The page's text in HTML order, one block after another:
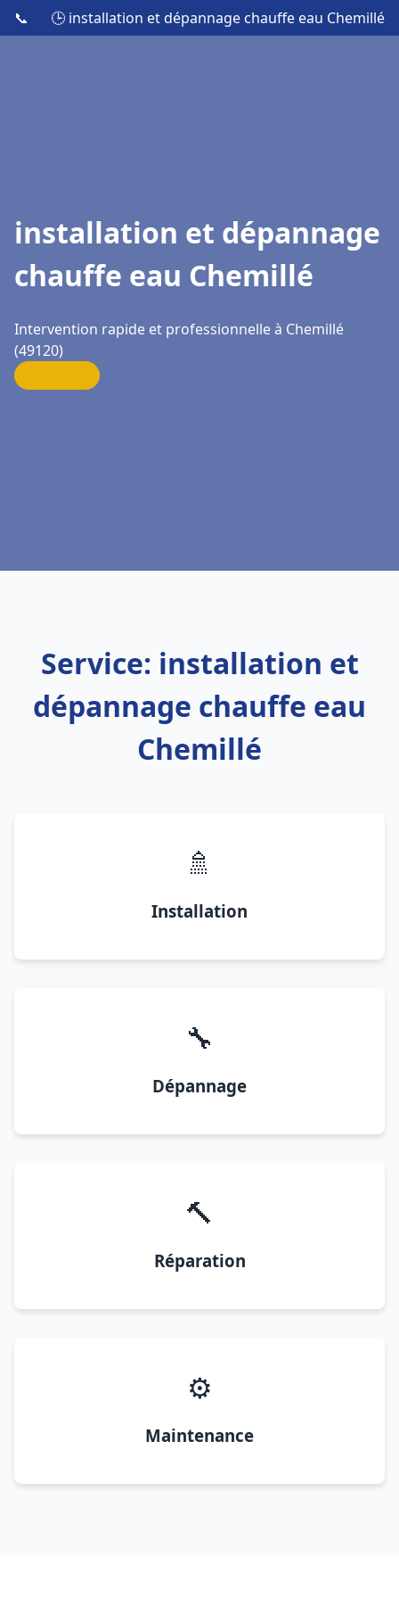
📞 🕒 installation et dépannage chauffe eau Chemillé
installation et dépannage
chauffe eau Chemillé
Intervention rapide et professionnelle à Chemillé
(49120)
Service: installation et
dépannage chauffe eau
Chemillé
🚿
Installation
🔧
Dépannage
🔨
Réparation
⚙️
Maintenance